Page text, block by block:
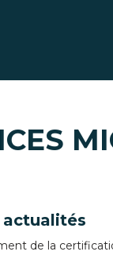
actualités
de la